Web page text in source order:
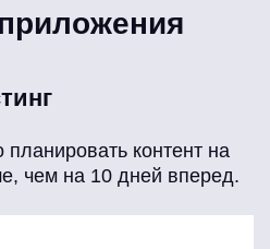
контент на
чем на 10 дней вперед.